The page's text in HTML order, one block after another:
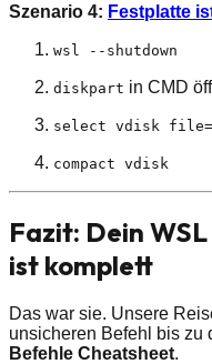
Szenario 4: Festplatte
wsl --shutdown
diskpart in CMD
select vdisk
compact vdisk
Fazit: Dein
ist komplett
Das war sie. Unsere
unsicheren Befehl bis zu
Befehle Cheatsheet.